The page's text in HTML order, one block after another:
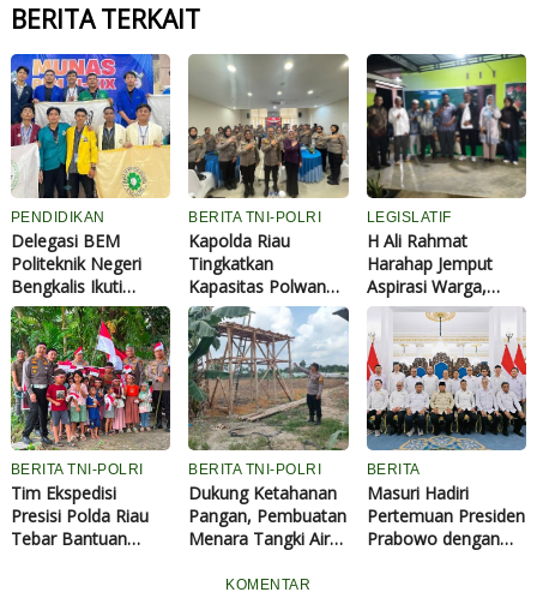
BERITA TERKAIT
PENDIDIKAN
Delegasi BEM
Politeknik Negeri
Bengkalis Ikuti
Musyawarah
Nasional di
Universitas Jambi
BERITA TNI-POLRI
Kapolda Riau
Tingkatkan
Kapasitas Polwan
Lewat Pelatihan
Public Speaking, 70
Personel Dibekali
Kemampuan
Komunikasi
Profesional
LEGISLATIF
H Ali Rahmat
Harahap Jemput
Aspirasi Warga,
Berbagai Keluhan
Kampung
Mengemuka Saat
Reses
BERITA TNI-POLRI
Tim Ekspedisi
Presisi Polda Riau
Tebar Bantuan
BERITA TNI-POLRI
Dukung Ketahanan
Pangan, Pembuatan
Menara Tangki Air
Huroiroh Capai 85
BERITA
Masuri Hadiri
Pertemuan Presiden
Prabowo dengan
KOMENTAR